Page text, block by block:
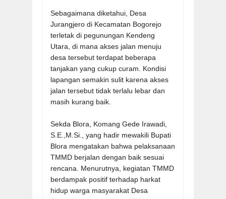
Sebagaimana diketahui, Desa
Jurangjero di Kecamatan Bogorejo
terletak di pegunungan Kendeng
Utara, di mana akses jalan menuju
desa tersebut terdapat beberapa
tanjakan yang cukup curam. Kondisi
lapangan semakin sulit karena akses
jalan tersebut tidak terlalu lebar dan
masih kurang baik.
Sekda Blora, Komang Gede Irawadi,
S.E.,M.Si., yang hadir mewakili Bupati
Blora mengatakan bahwa pelaksanaan
TMMD berjalan dengan baik sesuai
rencana. Menurutnya, kegiatan TMMD
berdampak positif terhadap harkat
hidup warga masyarakat Desa